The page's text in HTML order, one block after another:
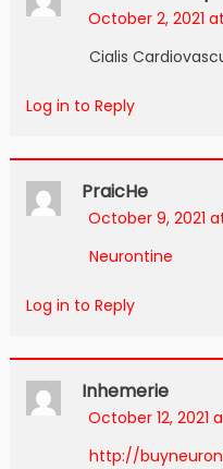
October 2, 2021
Cialis
Log in to Reply
PraicHe
October 9, 2021
Neurontine
Log in to Reply
Inhemerie
October 12, 2021
http://